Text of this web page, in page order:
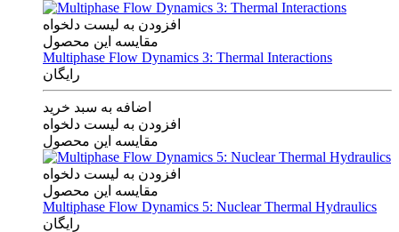
افزودن به لیست دلخواه
مقایسه این محصول
Multiphase Flow Dynamics 3: Thermal Interactions
رایگان
اضافه به سبد خرید
افزودن به لیست دلخواه
مقایسه این محصول
افزودن به لیست دلخواه
مقایسه این محصول
Multiphase Flow Dynamics 5: Nuclear Thermal Hydraulics
رایگان